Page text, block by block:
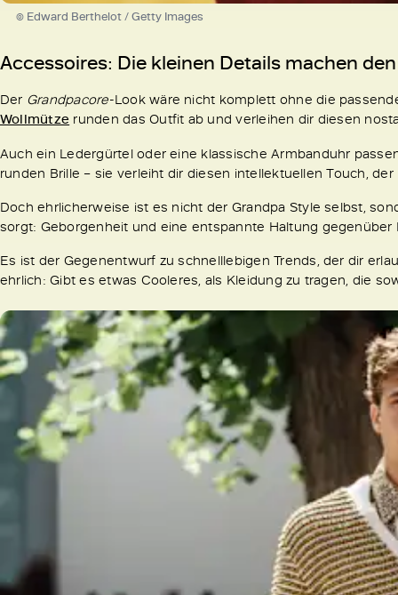
© Edward Berthelot / Getty Images
Accessoires: Die kleinen Details machen
Der Grandpacore-Look wäre nicht komplett ohne die
Wollmütze runden das Outfit ab und verleihen dir diesen
Auch ein Ledergürtel oder eine klassische Armbanduhr
runden Brille – sie verleiht dir diesen intellektuellen Touch,
Doch ehrlicherweise ist es nicht der Grandpa Style selbst,
sorgt: Geborgenheit und eine entspannte Haltung gegenüber
Es ist der Gegenentwurf zu schnelllebigen Trends, der dir
ehrlich: Gibt es etwas Cooleres, als Kleidung zu tragen, die